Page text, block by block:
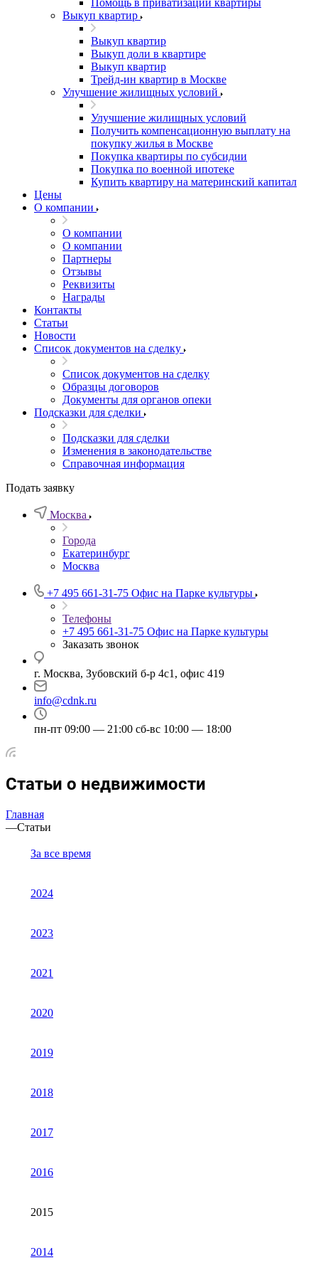
Помощь в приватизации квартиры
Выкуп квартир
Выкуп квартир
Выкуп доли в квартире
Выкуп квартир
Трейд-ин квартир в Москве
Улучшение жилищных условий
Улучшение жилищных условий
Получить компенсационную выплату на
покупку жилья в Москве
Покупка квартиры по субсидии
Покупка по военной ипотеке
Купить квартиру на материнский капитал
Цены
О компании
О компании
О компании
Партнеры
Отзывы
Реквизиты
Награды
Контакты
Статьи
Новости
Список документов на сделку
Список документов на сделку
Образцы договоров
Документы для органов опеки
Подсказки для сделки
Подсказки для сделки
Изменения в законодательстве
Справочная информация
Подать заявку
Москва
Города
Екатеринбург
Москва
+7 495 661-31-75 Офис на Парке культуры
Телефоны
+7 495 661-31-75 Офис на Парке культуры
Заказать звонок
г. Москва, Зубовский б-р 4с1, офис 419
info@cdnk.ru
пн-пт 09:00 — 21:00 сб-вс 10:00 — 18:00
Статьи о недвижимости
Главная
—Статьи
За все время
2024
2023
2021
2020
2019
2018
2017
2016
2015
2014